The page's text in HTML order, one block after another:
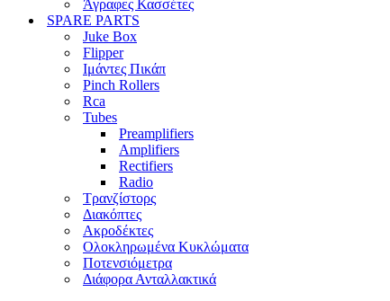
Άγραφες Κασσέτες
SPARE PARTS
Juke Box
Flipper
Ιμάντες Πικάπ
Pinch Rollers
Rca
Tubes
Preamplifiers
Amplifiers
Rectifiers
Radio
Τρανζίστορς
Διακόπτες
Ακροδέκτες
Ολοκληρωμένα Κυκλώματα
Ποτενσιόμετρα
Διάφορα Ανταλλακτικά